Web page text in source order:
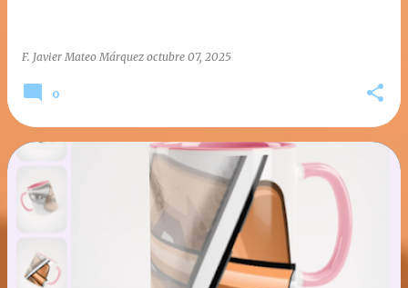
F. Javier Mateo Márquez octubre 07, 2025
0